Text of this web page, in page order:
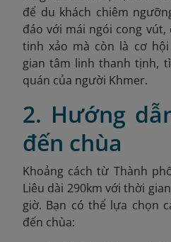
để du khách chiêm
đáo với mái ngói cong vút,
tinh xảo mà còn là cơ
gian tâm linh thanh tịnh,
quán của người Khmer.
2. Hướng
đến chùa
Khoảng cách từ Thành
Liêu dài 290km với thời
giờ. Bạn có thể lựa chọn
đến chùa: